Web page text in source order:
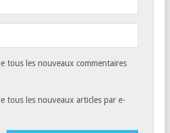
tous les nouveaux commentaires
tous les nouveaux articles par e-